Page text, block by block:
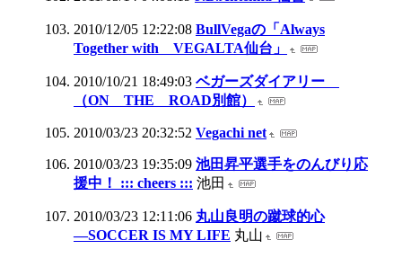
2010/12/05 12:22:08 BullVegaの「Always
Together with VEGALTA仙台」
2010/10/21 18:49:03 ベガーズダイアリー
（ON THE ROAD別館）
2010/03/23 20:32:52 Vegachi net
2010/03/23 19:35:09 池田昇平選手をのんびり応
援中！ ::: cheers ::: 池田
2010/03/23 12:11:06 丸山良明の蹴球的心
―SOCCER IS MY LIFE 丸山